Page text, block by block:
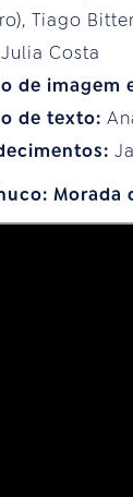
Tiago
Julia Costa
de imagem
de texto:
Morada